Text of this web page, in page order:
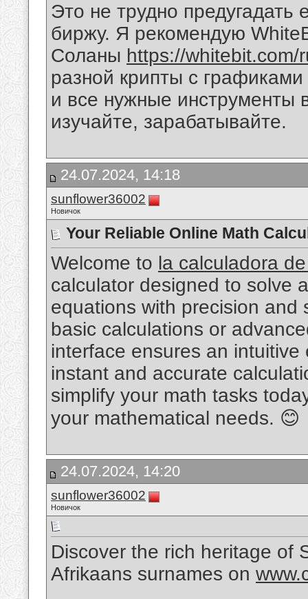
Это не трудно
биржу. Я рекомендую
Соланы https://whitebit.com/
разной крипты с
и все нужные инструменты
изучайте, зарабатывайте.
24.07.2024, 14:18
sunflower36002
Новичок
Your Reliable Online Math
Welcome to la calculadora
calculator designed to solve
equations with precision
basic calculations or
interface ensures an
instant and accurate
simplify your math tasks
your mathematical needs. 😊
24.07.2024, 14:20
sunflower36002
Новичок
Discover the rich heritage of
Afrikaans surnames on